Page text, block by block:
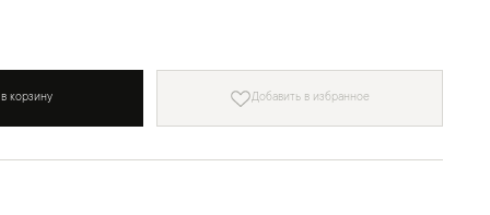
корзину Добавить в избранное